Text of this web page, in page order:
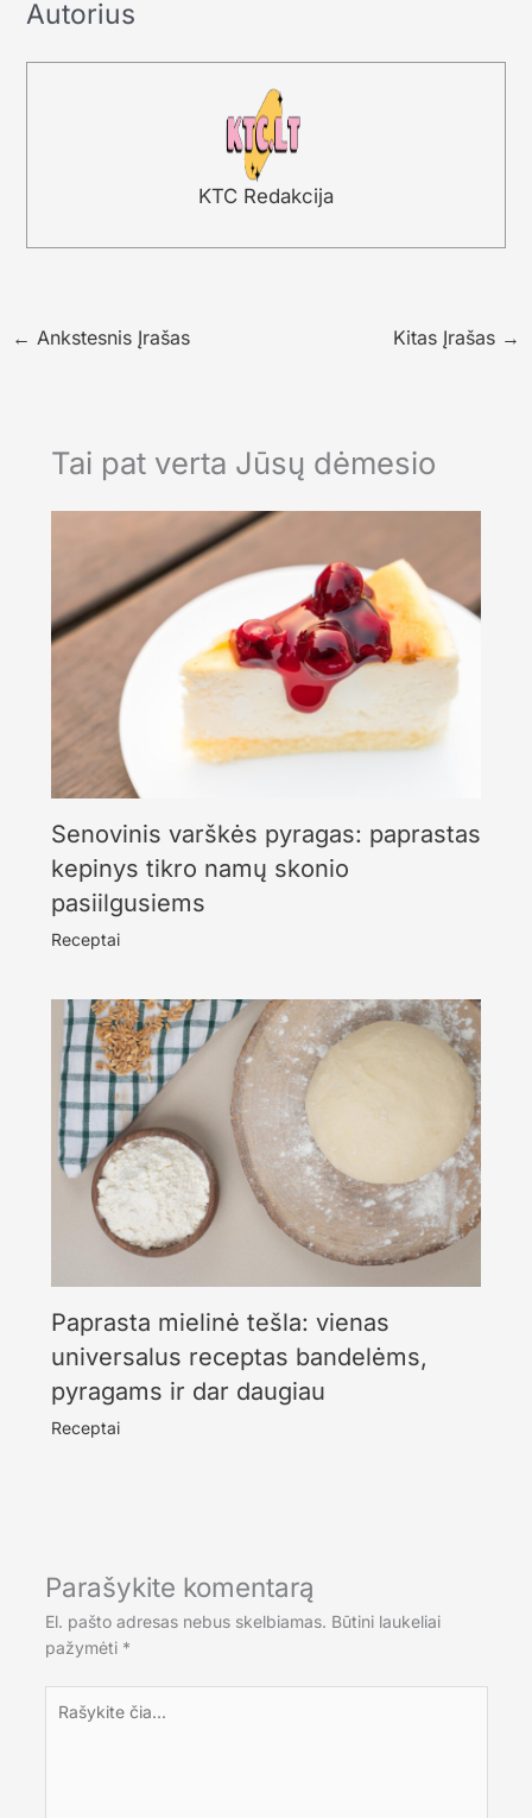
Autorius
KTC Redakcija
← Ankstesnis Įrašas Kitas Įrašas →
Tai pat verta Jūsų dėmesio
Senovinis varškės pyragas: paprastas
kepinys tikro namų skonio
pasiilgusiems
Receptai
Paprasta mielinė tešla: vienas
universalus receptas bandelėms,
pyragams ir dar daugiau
Receptai
Parašykite komentarą
El. pašto adresas nebus skelbiamas. Būtini laukeliai
pažymėti *
čia...